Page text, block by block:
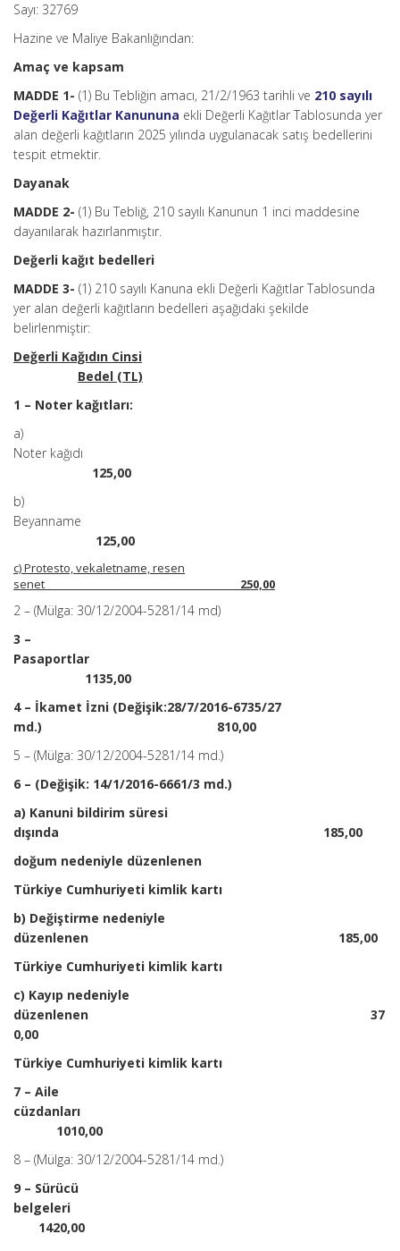
Sayı: 32769
Hazine ve Maliye Bakanlığından:
Amaç ve kapsam
MADDE 1- (1) Bu Tebliğin amacı, 21/2/1963 tarihli ve 210 sayılı
Değerli Kağıtlar Kanununa ekli Değerli Kağıtlar Tablosunda yer
alan değerli kağıtların 2025 yılında uygulanacak satış bedellerini
tespit etmektir.
Dayanak
MADDE 2- (1) Bu Tebliğ, 210 sayılı Kanunun 1 inci maddesine
dayanılarak hazırlanmıştır.
Değerli kağıt bedelleri
MADDE 3- (1) 210 sayılı Kanuna ekli Değerli Kağıtlar Tablosunda
yer alan değerli kağıtların bedelleri aşağıdaki şekilde
belirlenmiştir:
Değerli Kağıdın Cinsi
Bedel (TL)
1 – Noter kağıtları:
a)
Noter kağıdı
125,00
b)
Beyanname
125,00
c) Protesto, vekaletname, resen
senet 250,00
2 – (Mülga: 30/12/2004-5281/14 md)
3 –
Pasaportlar
1135,00
4 – İkamet İzni (Değişik:28/7/2016-6735/27
md.) 810,00
5 – (Mülga: 30/12/2004-5281/14 md.)
6 – (Değişik: 14/1/2016-6661/3 md.)
a) Kanuni bildirim süresi
dışında 185,00
doğum nedeniyle düzenlenen
Türkiye Cumhuriyeti kimlik kartı
b) Değiştirme nedeniyle
düzenlenen 185,00
Türkiye Cumhuriyeti kimlik kartı
c) Kayıp nedeniyle
düzenlenen 37
0,00
Türkiye Cumhuriyeti kimlik kartı
7 – Aile
cüzdanları
1010,00
8 – (Mülga: 30/12/2004-5281/14 md.)
9 – Sürücü
belgeleri
1420,00